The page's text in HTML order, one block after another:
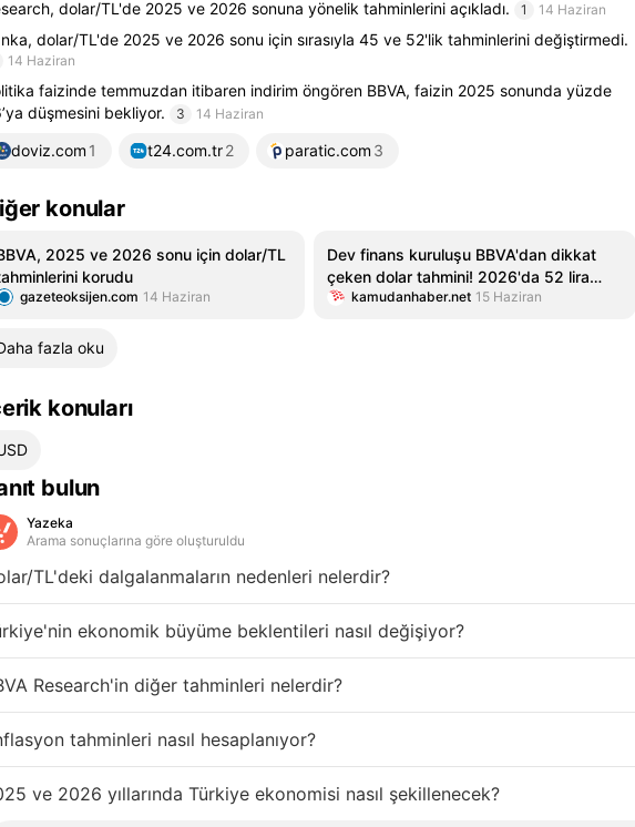
dolar/TL'de 2025 ve 2026 sonuna yönelik tahminlerini açıkladı.
1 14 Haziran
dolar/TL'de 2025 ve 2026 sonu için sırasıyla 45 ve 52'lik tahminlerini değiştirmedi.
14 Haziran
faizinde temmuzdan itibaren indirim öngören BBVA, faizin 2025 sonunda yüzde
düşmesini bekliyor.
3 14 Haziran
doviz.com 1 t24.com.tr2 paratic.com 3
konular
2025 ve 2026 sonu için dolar/TL
korudu
gazeteoksijen.com 14 Haziran
Dev finans kuruluşu BBVA'dan dikkat
çeken dolar tahmini! 2026'da 52 lira
olacakkamudanhaber.net 15 Haziran
fazla oku
konuları
bulun
Yazeka
Arama sonuçlarına göre oluşturuldu
TL'deki dalgalanmaların nedenleri nelerdir?
ekonomik büyüme beklentileri nasıl değişiyor?
Research'in diğer tahminleri nelerdir?
tahminleri nasıl hesaplanıyor?
ve 2026 yıllarında Türkiye ekonomisi nasıl şekillenecek?